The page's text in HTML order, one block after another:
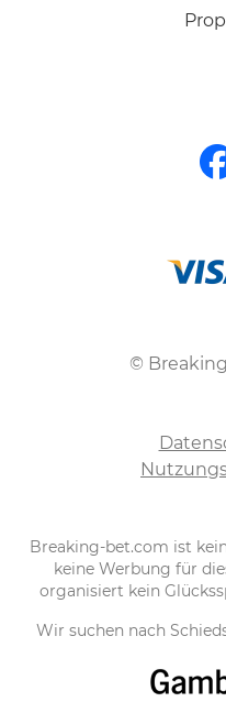
©
Breaking-bet.com ist
keine Werbung für
organisiert kein
Wir suchen nach